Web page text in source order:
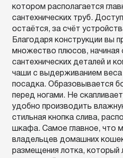
котором располагается
сантехнических труб.
остаётся, за счёт
Благодаря конструкции вы
множество плюсов, начиная
сантехнических деталей и
чаши с выдерживанием веса
посадка. Образовывается
перед ногами. Не
удобно производить
стильная кнопка слива,
шкафа. Самое главное, что
владельцев домашних
размещения лотка, который